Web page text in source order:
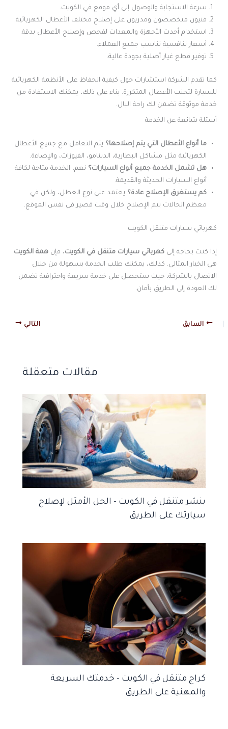
سرعة الاستجابة والوصول إلى أي موقع في الكويت.
فنيون متخصصون ومدربون على إصلاح مختلف الأعطال الكهربائية.
استخدام أحدث الأجهزة والمعدات لفحص وإصلاح الأعطال بدقة.
أسعار تنافسية تناسب جميع العملاء.
توفير قطع غيار أصلية بجودة عالية.
كما تقدم الشركة استشارات حول كيفية الحفاظ على الأنظمة الكهربائية
للسيارة لتجنب الأعطال المتكررة. بناء على ذلك، يمكنك الاستفادة من
خدمة موثوقة تضمن لك راحة البال.
أسئلة شائعة عن الخدمة
ما أنواع الأعطال التي يتم إصلاحها؟ يتم التعامل مع جميع الأعطال
الكهربائية مثل مشاكل البطارية، الدينامو، الفيوزات، والإضاءة.
هل تشمل الخدمة جميع أنواع السيارات؟ نعم، الخدمة متاحة لكافة
أنواع السيارات الحديثة والقديمة.
كم يستغرق الإصلاح عادة؟ يعتمد على نوع العطل، ولكن في
معظم الحالات يتم الإصلاح خلال وقت قصير في نفس الموقع.
كهربائي سيارات متنقل الكويت
إذا كنت بحاجة إلىكهربائي سيارات متنقل في الكويت، فإنهمة الكويت
هي الخيار المثالي. كذلك، يمكنك طلب الخدمة بسهولة من خلال
الاتصال بالشركة، حيث ستحصل على خدمة سريعة واحترافية تضمن
لك العودة إلى الطريق بأمان.
السابق التالي
مقالات متعقلة
بنشر متنقل في الكويت – الحل الأمثل لإصلاح
سيارتك على الطريق
كراج متنقل في الكويت – خدمتك السريعة
والمهنية على الطريق